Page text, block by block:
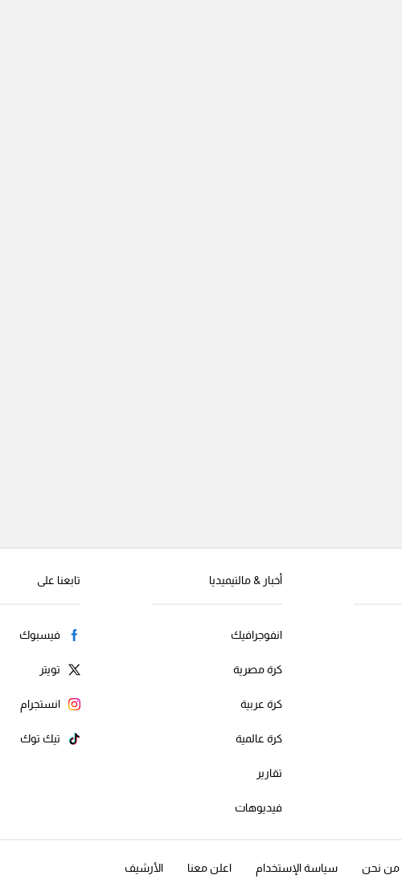
أخبار & مالتيميديا
انفوجرافيك
كرة مصرية
كرة عربية
كرة عالمية
تقارير
فيديوهات
تابعنا على
فيسبوك
تويتر
انستجرام
تيك توك
من نحن سياسة الإستخدام اعلن معنا الأرشيف